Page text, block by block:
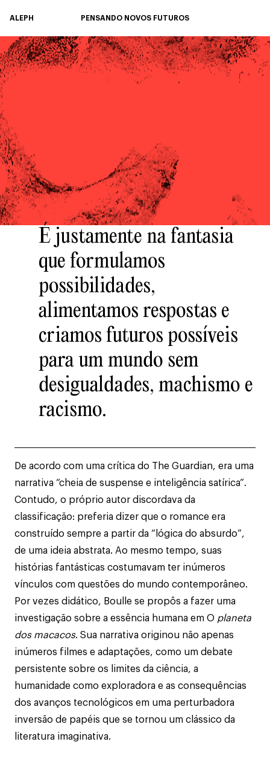
ALEPH PENSANDO NOVOS FUTUROS
É justamente na fantasia
que formulamos
possibilidades,
alimentamos respostas e
criamos futuros possíveis
para um mundo sem
desigualdades, machismo e
racismo.
De acordo com uma crítica do The Guardian, era uma
narrativa “cheia de suspense e inteligência satírica”.
Contudo, o próprio autor discordava da
classificação: preferia dizer que o romance era
construído sempre a partir da “lógica do absurdo”,
de uma ideia abstrata. Ao mesmo tempo, suas
histórias fantásticas costumavam ter inúmeros
vínculos com questões do mundo contemporâneo.
Por vezes didático, Boulle se propôs a fazer uma
investigação sobre a essência humana em O planeta
dos macacos. Sua narrativa originou não apenas
inúmeros filmes e adaptações, como um debate
persistente sobre os limites da ciência, a
humanidade como exploradora e as consequências
dos avanços tecnológicos em uma perturbadora
inversão de papéis que se tornou um clássico da
literatura imaginativa.